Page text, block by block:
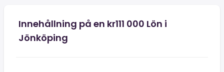
Innehållning på en kr111 000 Lön i
Jönköping